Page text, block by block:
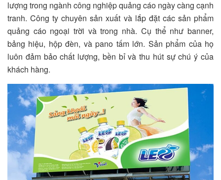
lượng trong ngành công nghiệp quảng cáo ngày càng cạnh
tranh. Công ty chuyên sản xuất và lắp đặt các sản phẩm
quảng cáo ngoại trời và trong nhà. Cụ thể như banner,
bảng hiệu, hộp đèn, và pano tấm lớn. Sản phẩm của họ
luôn đảm bảo chất lượng, bền bỉ và thu hút sự chú ý của
khách hàng.